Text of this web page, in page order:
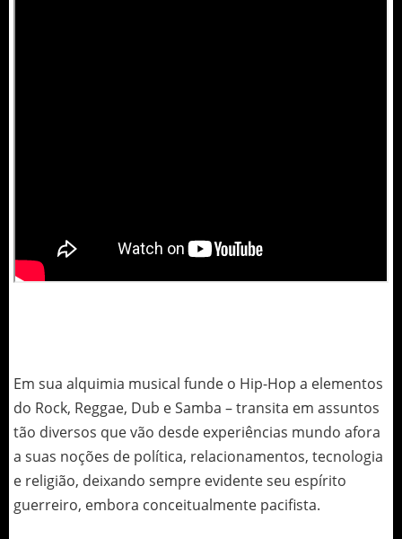
Em sua alquimia musical funde o Hip-Hop a elementos
do Rock, Reggae, Dub e Samba – transita em assuntos
tão diversos que vão desde experiências mundo afora
a suas noções de política, relacionamentos, tecnologia
e religião, deixando sempre evidente seu espírito
guerreiro, embora conceitualmente pacifista.